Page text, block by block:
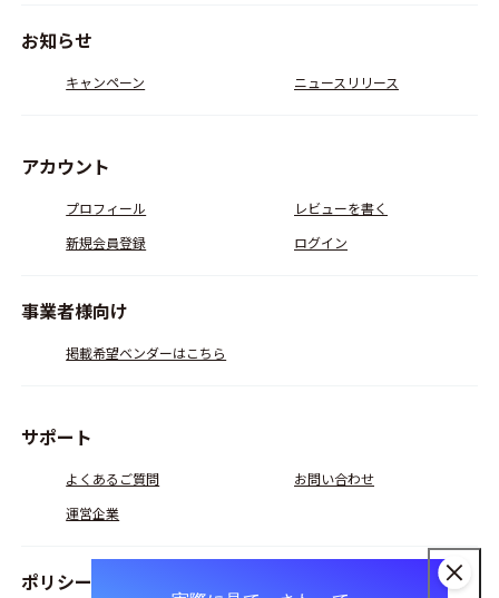
お知らせ
キャンペーン ニュースリリース
アカウント
プロフィール
レビューを書く
新規会員登録
ログイン
事業者様向け
掲載希望ベンダーはこちら
サポート
よくあるご質問
お問い合わせ
運営企業
ポリシー